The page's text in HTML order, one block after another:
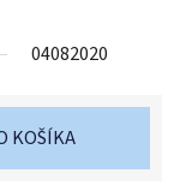
04082020
KOŠÍKA